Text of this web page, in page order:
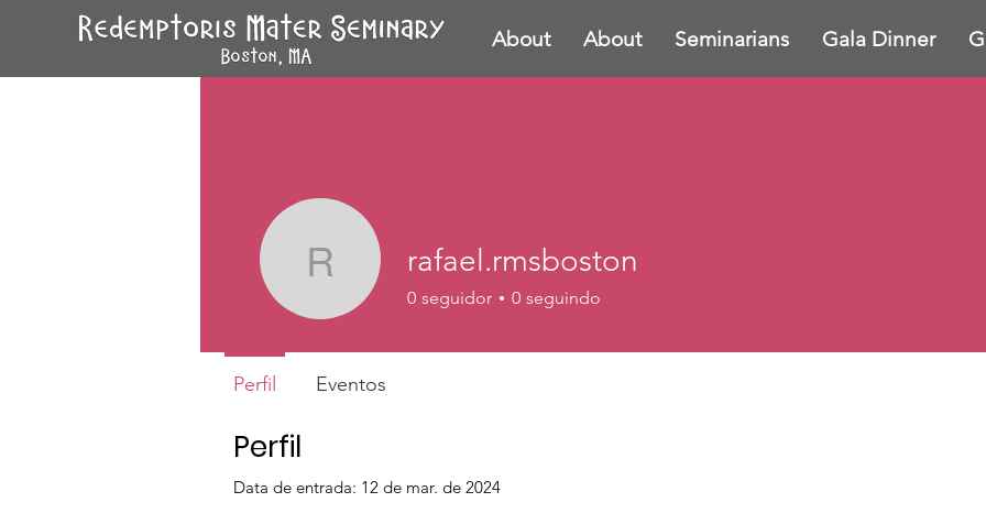
About About Seminarians Gala Dinner
Perfil
Data de entrada: 12 de mar. de 2024
rafael.rmsboston
rafael.rmsboston
0 seguidor 0 seguindo
Perfil Eventos